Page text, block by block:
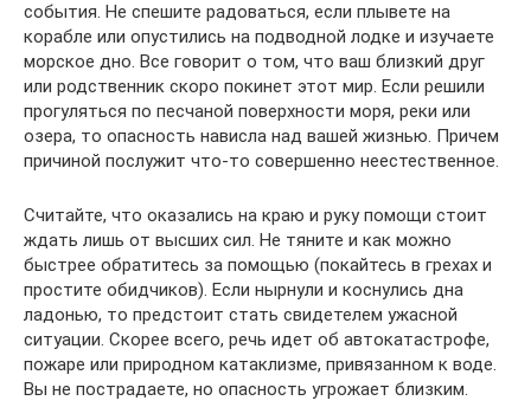
события. Не спешите радоваться, если плывете на
корабле или опустились на подводной лодке и изучаете
морское дно. Все говорит о том, что ваш близкий друг
или родственник скоро покинет этот мир. Если решили
прогуляться по песчаной поверхности моря, реки или
озера, то опасность нависла над вашей жизнью. Причем
причиной послужит что-то совершенно неестественное.
Считайте, что оказались на краю и руку помощи стоит
ждать лишь от высших сил. Не тяните и как можно
быстрее обратитесь за помощью (покайтесь в грехах и
простите обидчиков). Если нырнули и коснулись дна
ладонью, то предстоит стать свидетелем ужасной
ситуации. Скорее всего, речь идет об автокатастрофе,
пожаре или природном катаклизме, привязанном к воде.
Вы не пострадаете, но опасность угрожает близким.